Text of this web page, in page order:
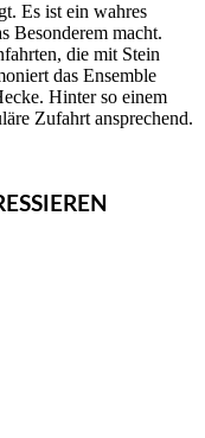
Es ist ein wahres
Besonderem macht.
die mit Stein
das Ensemble
Hinter so einem
Zufahrt ansprechend.